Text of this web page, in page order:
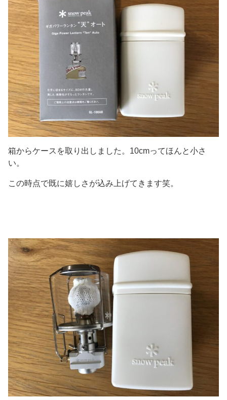
箱からケースを取り出しました。10cmってほんと小さ
い。
この時点で既に嬉しさが込み上げてきます笑。